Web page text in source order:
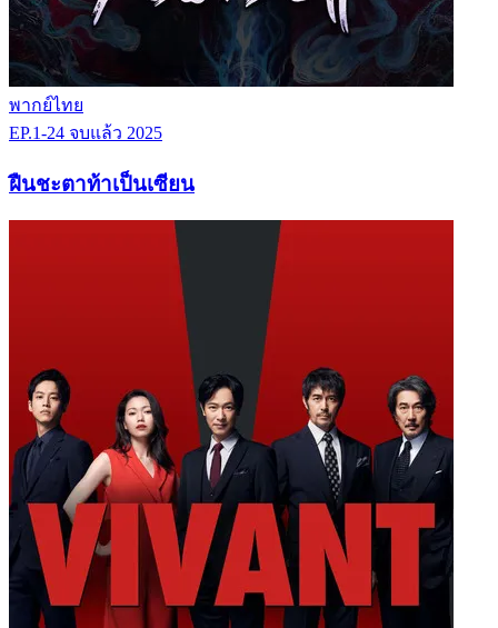
พากย์ไทย
EP.1-24 จบแล้ว 2025
ฝืนชะตาท้าเป็นเซียน